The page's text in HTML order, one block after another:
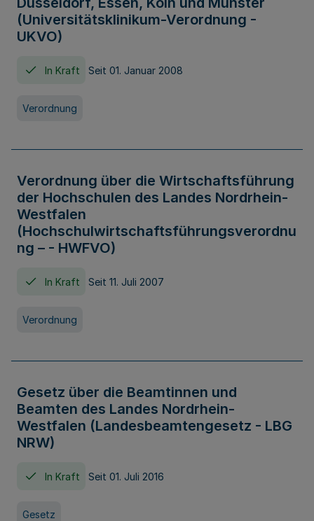
(Universitätsklinikum-Verordnung -
UKVO)
In Kraft Seit 01. Januar 2008
Verordnung
Verordnung über die Wirtschaftsführung
der Hochschulen des Landes Nordrhein-
Westfalen
(Hochschulwirtschaftsführungsverordnu
ng – - HWFVO)
In Kraft Seit 11. Juli 2007
Verordnung
Gesetz über die Beamtinnen und
Beamten des Landes Nordrhein-
Westfalen (Landesbeamtengesetz - LBG
NRW)
In Kraft Seit 01. Juli 2016
Gesetz